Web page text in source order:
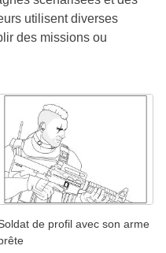
utilisent diverses
des missions ou
de profil avec son arme